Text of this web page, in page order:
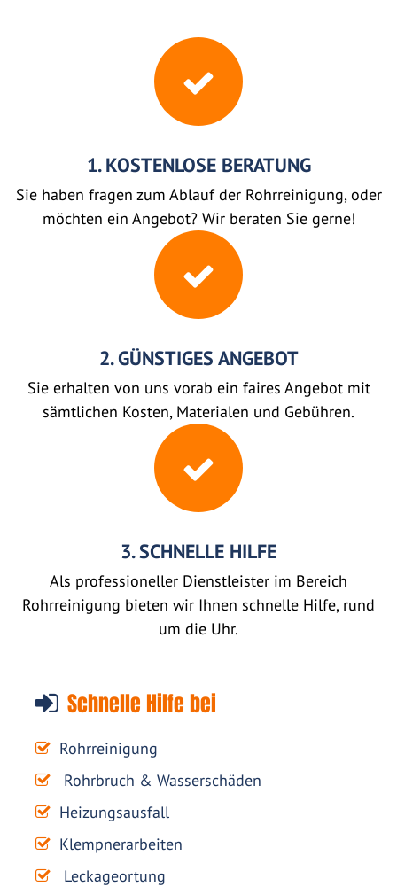
1. KOSTENLOSE BERATUNG
Sie haben fragen zum Ablauf der Rohrreinigung, oder
möchten ein Angebot? Wir beraten Sie gerne!
2. GÜNSTIGES ANGEBOT
Sie erhalten von uns vorab ein faires Angebot mit
sämtlichen Kosten, Materialen und Gebühren.
3. SCHNELLE HILFE
Als professioneller Dienstleister im Bereich
Rohrreinigung bieten wir Ihnen schnelle Hilfe, rund
um die Uhr.
Schnelle Hilfe bei
Rohrreinigung
Rohrbruch & Wasserschäden
Heizungsausfall
Klempnerarbeiten
Leckageortung